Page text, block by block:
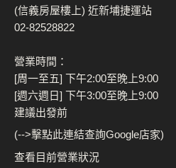
(信義房屋樓上) 近新埔捷運站
02-82528822
營業時間：
[周一至五] 下午2:00至晚上9:00
[週六週日] 下午3:00至晚上9:00
建議出發前
(-->擊點此連結查詢Google店家)
查看目前營業狀況